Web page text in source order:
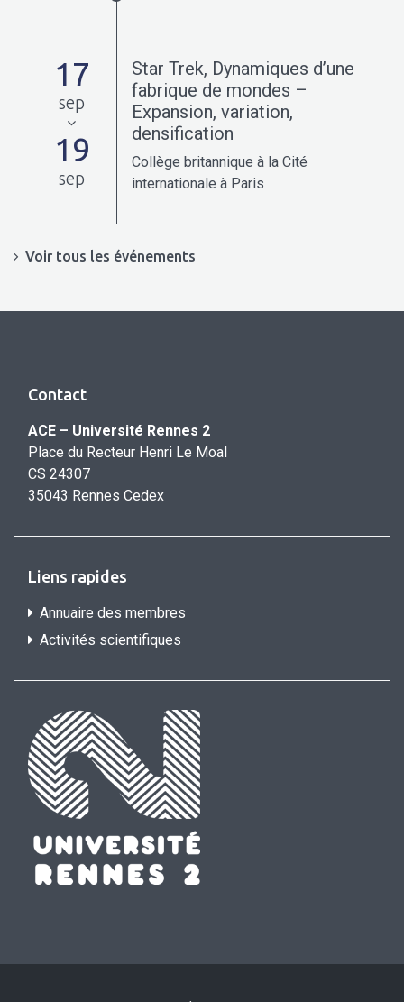
17
sep
19
sep
Star Trek, Dynamiques d’une
fabrique de mondes –
Expansion, variation,
densification
Collège britannique à la Cité
internationale à Paris
Voir tous les événements
Contact
ACE – Université Rennes 2
Place du Recteur Henri Le Moal
CS 24307
35043 Rennes Cedex
Liens rapides
Annuaire des membres
Activités scientifiques